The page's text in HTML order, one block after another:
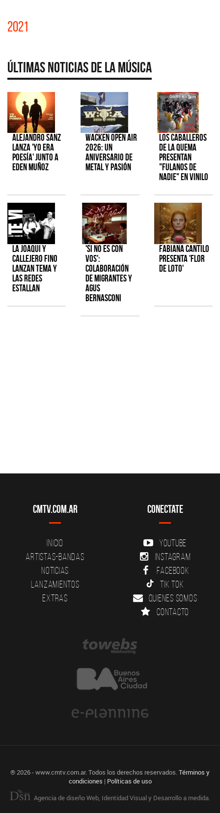
2021
Últimas Noticias de la Música
Alejandro Sanz
lanza 'Yo era
poesía' junto a
Eden Muñoz
Wacken Open Air
2026: Un
aniversario de
metal y pasión
Los Caballeros
de la Quema
presentan
"Fulanos de
Nadie" en vinilo
La Joaqui y
Callejero Fino
lanzan tema y
las redes
estallan
'Si No Es Con
Vos':
colaboración
de Migrantes y
Agus
Bernasconi
Fabiana Cantilo
presenta 'Flor
de Loto'
CMTV.com.ar
Inicio
Artistas-Bandas
Noticias
Lanzamientos
Extras
Conectate
YouTube
Instagram
Facebook
Tik Tok
Quienes somos
Contacto
® 2026 - www.cmtv.com.ar. Todos los derechos reservados.Términos y
condiciones | Políticas de uso
Agencia de diseño Web, Identidad Visual y Desarrollo a medida.